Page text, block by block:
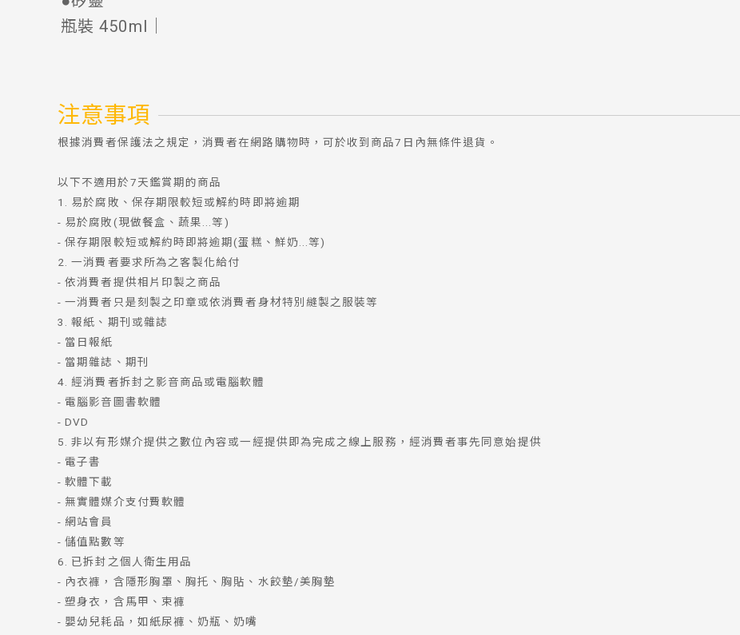
瓶裝 450ml｜
注意事項
根據消費者保護法之規定，消費者在網路購物時，可於收到商品7日內無條件退貨。
以下不適用於7天鑑賞期的商品
1. 易於腐敗、保存期限較短或解約時即將逾期
- 易於腐敗(現做餐盒、蔬果...等)
- 保存期限較短或解約時即將逾期(蛋糕、鮮奶...等)
2. 一消費者要求所為之客製化給付
- 依消費者提供相片印製之商品
- 一消費者只是刻製之印章或依消費者身材特別縫製之服裝等
3. 報紙、期刊或雜誌
- 當日報紙
- 當期雜誌、期刊
4. 經消費者拆封之影音商品或電腦軟體
- 電腦影音圖書軟體
- DVD
5. 非以有形媒介提供之數位內容或一經提供即為完成之線上服務，經消費者事先同意始提供
- 電子書
- 軟體下載
- 無實體媒介支付費軟體
- 網站會員
- 儲值點數等
6. 已拆封之個人衛生用品
- 內衣褲，含隱形胸罩、胸托、胸貼、水餃墊/美胸墊
- 塑身衣，含馬甲、束褲
- 嬰幼兒耗品，如紙尿褲、奶瓶、奶嘴